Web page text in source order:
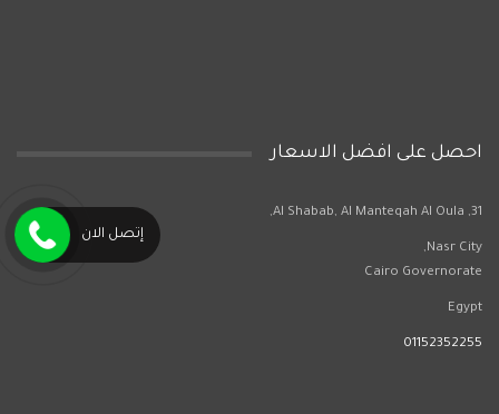
احصل على افضل الاسعار
31, Al Shabab, Al Manteqah Al Oula,
Nasr City,
Cairo Governorate
Egypt
01152352255
إتصل الان